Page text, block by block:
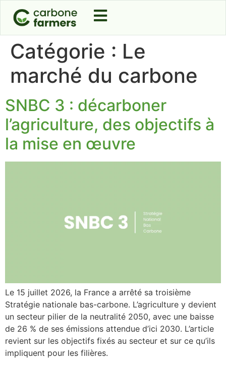
Catégorie : Le
marché du carbone
SNBC 3 : décarboner
l’agriculture, des objectifs à
la mise en œuvre
Le 15 juillet 2026, la France a arrêté sa troisième
Stratégie nationale bas-carbone. L’agriculture y devient
un secteur pilier de la neutralité 2050, avec une baisse
de 26 % de ses émissions attendue d’ici 2030. L’article
revient sur les objectifs fixés au secteur et sur ce qu’ils
impliquent pour les filières.